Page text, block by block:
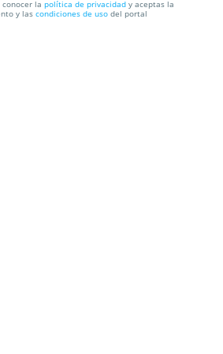
Mérida: Memorias de Adriano
la política de privacidad y aceptas la
y las condiciones de uso del portal